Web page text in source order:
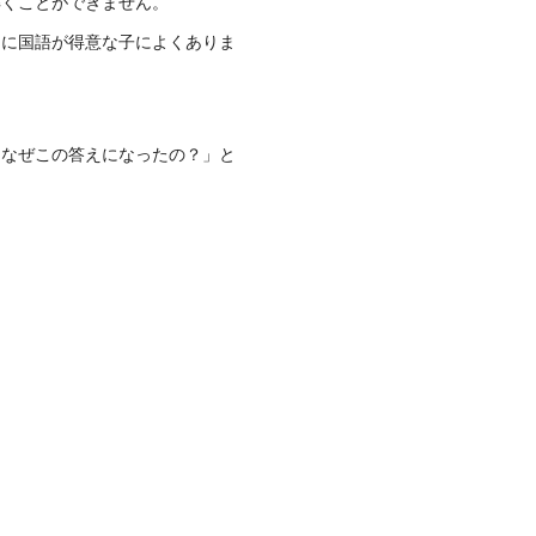
国語が得意な子によくありま
ぜこの答えになったの？」と